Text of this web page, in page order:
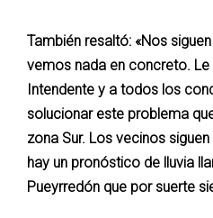
También resaltó: «Nos
vemos nada en concreto.
Intendente y a todos los
solucionar este problema
zona Sur. Los vecinos
hay un pronóstico de lluvia
Pueyrredón que por suerte